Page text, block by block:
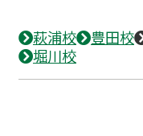
萩浦校 豊田校
堀川校